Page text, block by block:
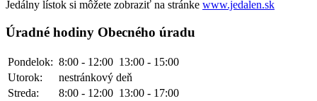
Jedálny lístok si môžete zobraziť na stránke www.jedalen.sk
Úradné hodiny Obecného úradu
Pondelok: 8:00 - 12:00 13:00 - 15:00
Utorok:
nestránkový deň
Streda:
8:00 - 12:00 13:00 - 17:00